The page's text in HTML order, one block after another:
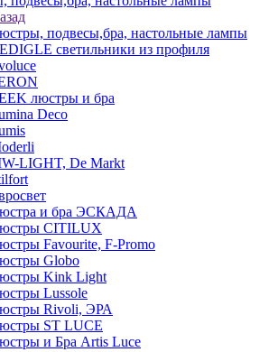
подвесы,бра, настольные лампы
светильники из профиля
люстры и бра
Deco
LIGHT, De Markt
и бра ЭСКАДА
CITILUX
Favourite, F-Promo
Globo
Kink Light
Lussole
Rivoli, ЭРА
ST LUCE
и Бра Artis Luce